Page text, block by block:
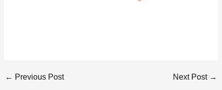
← Previous Post Next Post →